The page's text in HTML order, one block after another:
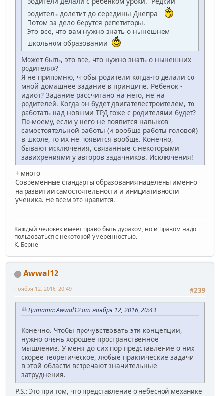
родитель долетит до середины Днепра
Потом за дело берутся репетиторы.
Это всё, что вам нужно знать о нынешнем
школьном образовании
Может быть, это все, что нужно знать о нынешних
родителях?
Я не припомню, чтобы родители когда-то делали со
мной домашнее задание в принципе. Ребенок -
идиот? Задание рассчитано на него, не на
родителей. Когда он будет двигателестроителем, то
работать над новыми ТРД тоже с родителями будет?
По-моему, если у него не появится навыков
самостоятельной работы (и вообще работы головой)
в школе, то их не появится вообще. Конечно,
бывают исключения, связанные с некоторыми
завихрениями у авторов задачников. Исключения!
+ много
Современные стандарты образования нацелены именно
на развитии самостоятельности и инициативности
ученика. Не всем это нравится.
Каждый человек имеет право быть дураком, но и правом надо
пользоваться с некоторой умеренностью.
К. Берне
Awwal12
#239
ноября 12, 2016, 20:49
Цитата: Awwal12 от ноября 12, 2016, 20:43
Конечно. Чтобы прочувствовать эти концепции,
нужно очень хорошее пространственное
мышление. У меня до сих пор представление о них
скорее теоретическое, любые практические задачи
в этой области встречают значительные
затруднения.
P.S.: Это при том, что представление о небесной механике